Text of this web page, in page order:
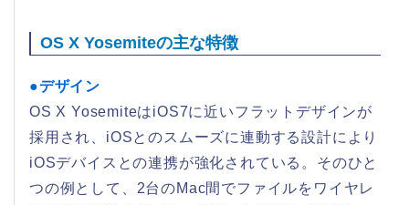
OS X Yosemiteの主な特徴
●デザイン
OS X YosemiteはiOS7に近いフラットデザインが
採用され、iOSとのスムーズに連動する設計により
iOSデバイスとの連携が強化されている。そのひと
つの例として、2台のMac間でファイルをワイヤレ